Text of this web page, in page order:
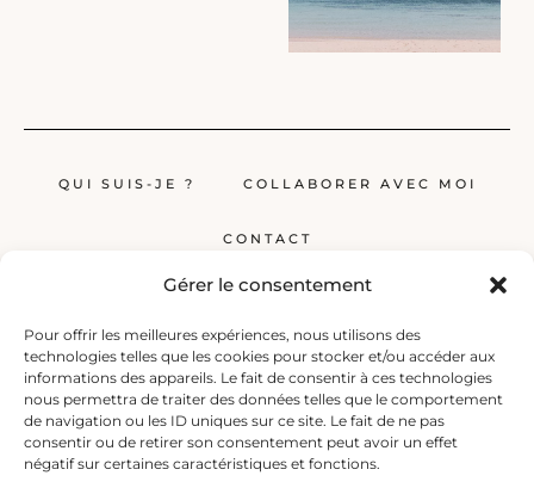
Gérer le consentement
Pour offrir les meilleures expériences, nous utilisons des
technologies telles que les cookies pour stocker et/ou accéder aux
informations des appareils. Le fait de consentir à ces technologies
nous permettra de traiter des données telles que le comportement
de navigation ou les ID uniques sur ce site. Le fait de ne pas
consentir ou de retirer son consentement peut avoir un effet
négatif sur certaines caractéristiques et fonctions.
QUI SUIS-JE ? COLLABORER AVEC MOI
CONTACT
Globerêveur, le blog pour les passionnés de voyage, propose des récits
inspirants, des guides et des conseils pratiques pour planifier vos
prochaines escapades, qu’elles soient lointaines ou à deux pas de chez